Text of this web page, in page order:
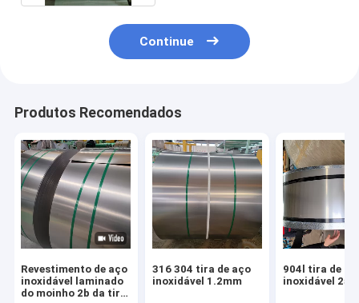
Continue
Produtos Recomendados
Revestimento de aço
inoxidável laminado
do moinho 2b da tira
316 304 tira de aço
inoxidável 1.2mm
904l tira de
inoxidável